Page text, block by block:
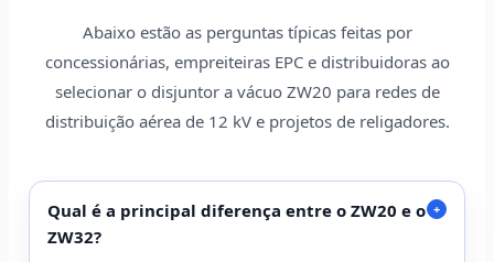
Abaixo estão as perguntas típicas feitas por
concessionárias, empreiteiras EPC e distribuidoras ao
selecionar o disjuntor a vácuo ZW20 para redes de
distribuição aérea de 12 kV e projetos de religadores.
Qual é a principal diferença entre o ZW20 e o
ZW32?
+